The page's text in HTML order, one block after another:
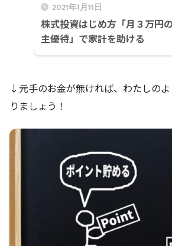
2021年1月11日
株式投資はじめ方「月３万円
主優待」で家計を助ける
↓元手のお金が無ければ、わたしの
りましょう！